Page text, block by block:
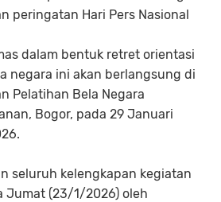
peringatan Hari Pers Nasional
dalam bentuk retret orientasi
negara ini akan berlangsung di
Pelatihan Bela Negara
Bogor, pada 29 Januari
seluruh kelengkapan kegiatan
Jumat (23/1/2026) oleh